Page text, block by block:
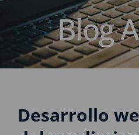
Blog
Desarrollo